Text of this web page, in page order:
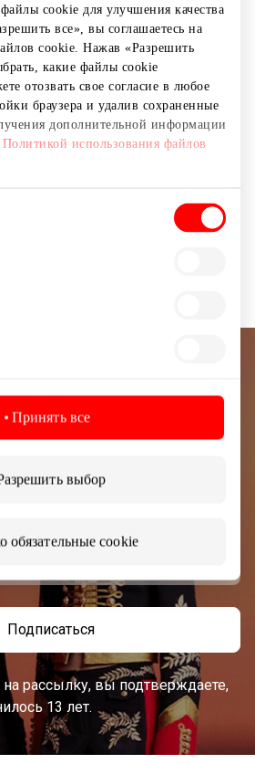
cookie для улучшения качества
все», вы соглашаетесь на
cookie. Нажав «Разрешить
какие файлы cookie
отозвать свое согласие в любое
браузера и удалив сохраненные
дополнительной информации
Политикой использования файлов
Принять все
выбор
обязательные cookie
в этот день действует
— покупаете ДВА дневных
и с радостью отправляетесь в
660 кв. метров.
можно в парке или
время с семьёй!
новостей
самой свежей информации от
центра AKROPOLIS.
Подписаться
рассылку, вы подтверждаете,
13 лет.